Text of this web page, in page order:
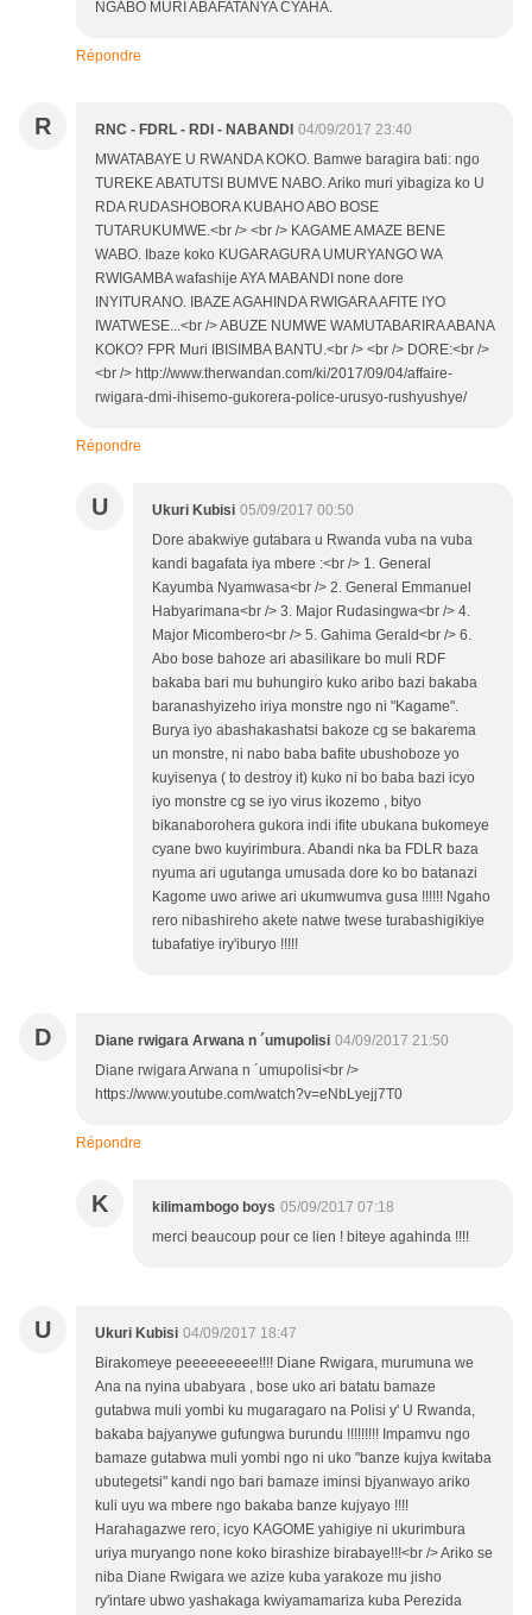
NGABO MURI ABAFATANYA CYAHA.
Répondre
R RNC - FDRL - RDI - NABANDI 04/09/2017 23:40
MWATABAYE U RWANDA KOKO. Bamwe baragira bati: ngo
TUREKE ABATUTSI BUMVE NABO. Ariko muri yibagiza ko U
RDA RUDASHOBORA KUBAHO ABO BOSE
TUTARUKUMWE.<br /> <br /> KAGAME AMAZE BENE
WABO. Ibaze koko KUGARAGURA UMURYANGO WA
RWIGAMBA wafashije AYA MABANDI none dore
INYITURANO. IBAZE AGAHINDA RWIGARA AFITE IYO
IWATWESE...<br /> ABUZE NUMWE WAMUTABARIRA ABANA
KOKO? FPR Muri IBISIMBA BANTU.<br /> <br /> DORE:<br />
<br /> http://www.therwandan.com/ki/2017/09/04/affaire-
rwigara-dmi-ihisemo-gukorera-police-urusyo-rushyushye/
Répondre
U Ukuri Kubisi 05/09/2017 00:50
Dore abakwiye gutabara u Rwanda vuba na vuba
kandi bagafata iya mbere :<br /> 1. General
Kayumba Nyamwasa<br /> 2. General Emmanuel
Habyarimana<br /> 3. Major Rudasingwa<br /> 4.
Major Micombero<br /> 5. Gahima Gerald<br /> 6.
Abo bose bahoze ari abasilikare bo muli RDF
bakaba bari mu buhungiro kuko aribo bazi bakaba
baranashyizeho iriya monstre ngo ni "Kagame".
Burya iyo abashakashatsi bakoze cg se bakarema
un monstre, ni nabo baba bafite ubushoboze yo
kuyisenya ( to destroy it) kuko ni bo baba bazi icyo
iyo monstre cg se iyo virus ikozemo , bityo
bikanaborohera gukora indi ifite ubukana bukomeye
cyane bwo kuyirimbura. Abandi nka ba FDLR baza
nyuma ari ugutanga umusada dore ko bo batanazi
Kagome uwo ariwe ari ukumwumva gusa !!!!!! Ngaho
rero nibashireho akete natwe twese turabashigikiye
tubafatiye iry'iburyo !!!!!
D Diane rwigara Arwana n ´umupolisi 04/09/2017 21:50
Diane rwigara Arwana n ´umupolisi<br />
https://www.youtube.com/watch?v=eNbLyejj7T0
Répondre
K kilimambogo boys 05/09/2017 07:18
merci beaucoup pour ce lien ! biteye agahinda !!!!
U Ukuri Kubisi 04/09/2017 18:47
Birakomeye peeeeeeeee!!!! Diane Rwigara, murumuna we
Ana na nyina ubabyara , bose uko ari batatu bamaze
gutabwa muli yombi ku mugaragaro na Polisi y' U Rwanda,
bakaba bajyanywe gufungwa burundu !!!!!!!!! Impamvu ngo
bamaze gutabwa muli yombi ngo ni uko "banze kujya kwitaba
ubutegetsi" kandi ngo bari bamaze iminsi bjyanwayo ariko
kuli uyu wa mbere ngo bakaba banze kujyayo !!!!
Harahagazwe rero, icyo KAGOME yahigiye ni ukurimbura
uriya muryango none koko birashize birabaye!!!<br /> Ariko se
niba Diane Rwigara we azize kuba yarakoze mu jisho
ry'intare ubwo yashakaga kwiyamamariza kuba Perezida